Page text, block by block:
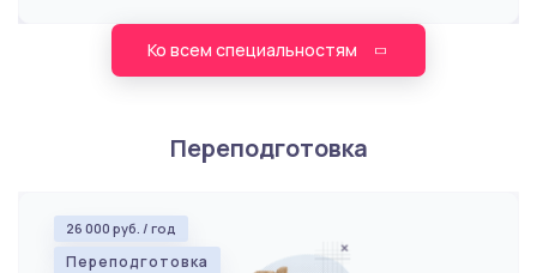
Ко всем специальностям
Переподготовка
26 000 руб. / год
Переподготовка